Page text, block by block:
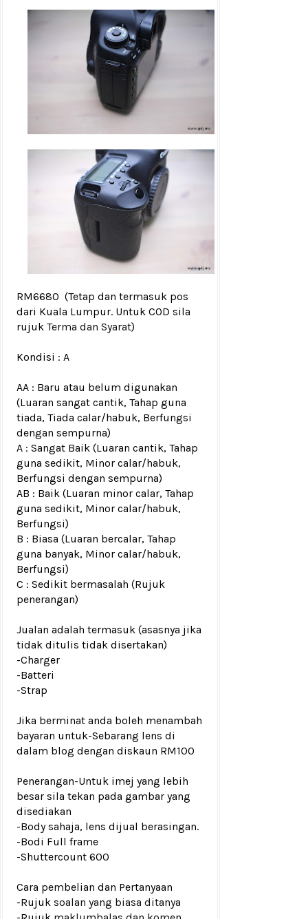
RM6680 (Tetap dan termasuk pos
dari Kuala Lumpur. Untuk COD sila
rujuk Terma dan Syarat)
Kondisi : A
AA : Baru atau belum digunakan
(Luaran sangat cantik, Tahap guna
tiada, Tiada calar/habuk, Berfungsi
dengan sempurna)
A : Sangat Baik (Luaran cantik, Tahap
guna sedikit, Minor calar/habuk,
Berfungsi dengan sempurna)
AB : Baik (Luaran minor calar, Tahap
guna sedikit, Minor calar/habuk,
Berfungsi)
B : Biasa (Luaran bercalar, Tahap
guna banyak, Minor calar/habuk,
Berfungsi)
C : Sedikit bermasalah (Rujuk
penerangan)
Jualan adalah termasuk (asasnya jika
tidak ditulis tidak disertakan)
-Charger
-Batteri
-Strap
Jika berminat anda boleh menambah
bayaran untuk-Sebarang lens di
dalam blog dengan diskaun RM100
Penerangan-Untuk imej yang lebih
besar sila tekan pada gambar yang
disediakan
-Body sahaja, lens dijual berasingan.
-Bodi Full frame
-Shuttercount 600
Cara pembelian dan Pertanyaan
-Rujuk soalan yang biasa ditanya